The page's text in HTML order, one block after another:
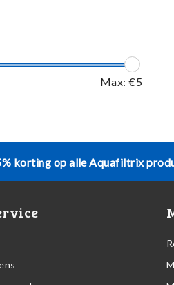
Max: €5
korting op alle Aquafiltrix